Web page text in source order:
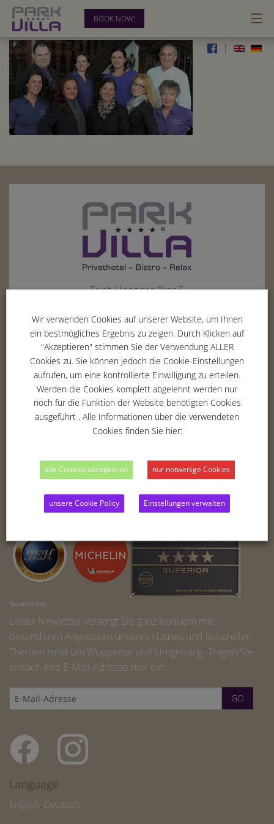
BOOK NOW!
HOTEL
ROOMS
BUSINESS
RELAX & RECREATION
|
team-parkvilla
Erich-Hoepner-Ring 5
Tel. :02 02 - 283 354 -00
Fax : 02 02 - 283 354 -01
Email : info@parkvilla-wuppertal.de
THE HOTEL
RELAX & RECREATION
IMPRINT
Newsletter
Unser Newletter versorgt Sie ganz bequem mit
besonderen Angeboten unseres Hauses und kulturellen
Themen rund um Wuppertal und Umgebung. Tragen Sie
einfach Ihre E-Mail-Adresse hier ein:
Language
English, Deutsch
Wir verwenden Cookies auf unserer Website, um Ihnen
ein bestmögliches Ergebnis zu zeigen. Durch Klicken auf
"Akzeptieren" stimmen Sie der Verwendung ALLER
Cookies zu. Sie können jedoch die Cookie-Einstellungen
aufrufen, um eine kontrollierte Einwilligung zu erteilen.
Werden die Cookies komplett abgelehnt werden nur
noch für die Funktion der Website benötigten Cookies
ausgeführt . Alle Informationen über die verwendeten
Cookies finden Sie hier:
alle Cookies akzeptieren nur notwenige Cookies
unsere Cookie Policy Einstellungen verwalten